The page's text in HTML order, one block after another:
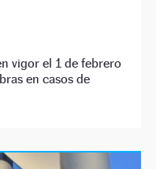
vigor el 1 de febrero
en casos de